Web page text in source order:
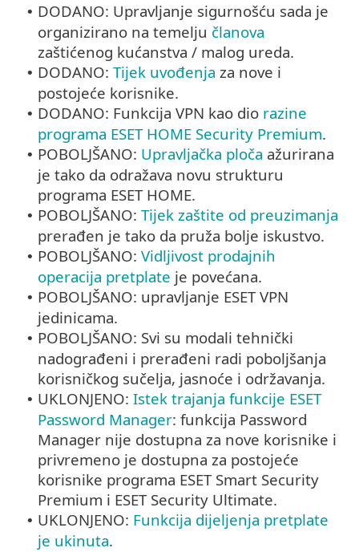
• DODANO: Upravljanje sigurnošću sada je
organizirano na temelju članova
zaštićenog kućanstva / malog ureda.
• DODANO: Tijek uvođenja za nove i
postojeće korisnike.
• DODANO: Funkcija VPN kao dio razine
programa ESET HOME Security Premium.
• POBOLJŠANO: Upravljačka ploča ažurirana
je tako da odražava novu strukturu
programa ESET HOME.
• POBOLJŠANO: Tijek zaštite od preuzimanja
prerađen je tako da pruža bolje iskustvo.
• POBOLJŠANO: Vidljivost prodajnih
operacija pretplate je povećana.
• POBOLJŠANO: upravljanje ESET VPN
jedinicama.
• POBOLJŠANO: Svi su modali tehnički
nadograđeni i prerađeni radi poboljšanja
korisničkog sučelja, jasnoće i održavanja.
• UKLONJENO: Istek trajanja funkcije ESET
Password Manager: funkcija Password
Manager nije dostupna za nove korisnike i
privremeno je dostupna za postojeće
korisnike programa ESET Smart Security
Premium i ESET Security Ultimate.
• UKLONJENO: Funkcija dijeljenja pretplate
je ukinuta.